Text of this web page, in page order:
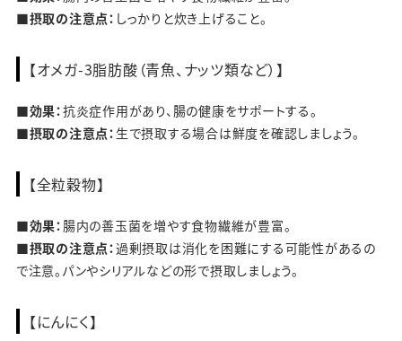
■摂取の注意点： しっかりと炊き上げること。
【オメガ-3脂肪酸（青魚、ナッツ類など）】
■効果：抗炎症作用があり、腸の健康をサポートする。
■摂取の注意点： 生で摂取する場合は鮮度を確認しましょう。
【全粒穀物】
■効果： 腸内の善玉菌を増やす食物繊維が豊富。
■摂取の注意点：過剰摂取は消化を困難にする可能性があるの
で注意。パンやシリアルなどの形で摂取しましょう。
【にんにく】